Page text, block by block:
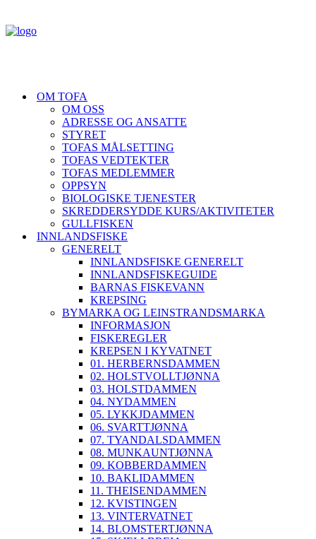
OM TOFA
OM OSS
ADRESSE OG ANSATTE
STYRET
TOFAS MÅLSETTING
TOFAS VEDTEKTER
TOFAS MEDLEMMER
OPPSYN
BIOLOGISKE TJENESTER
SKREDDERSYDDE KURS/AKTIVITETER
GULLFISKEN
INNLANDSFISKE
GENERELT
INNLANDSFISKE GENERELT
INNLANDSFISKEGUIDE
BARNAS FISKEVANN
KREPSING
BYMARKA OG LEINSTRANDSMARKA
INFORMASJON
FISKEREGLER
KREPSEN I KYVATNET
01. HERBERNSDAMMEN
02. HOLSTVOLLTJØNNA
03. HOLSTDAMMEN
04. NYDAMMEN
05. LYKKJDAMMEN
06. SVARTTJØNNA
07. TYANDALSDAMMEN
08. MUNKAUNTJØNNA
09. KOBBERDAMMEN
10. BAKLIDAMMEN
11. THEISENDAMMEN
12. KVISTINGEN
13. VINTERVATNET
14. BLOMSTERTJØNNA